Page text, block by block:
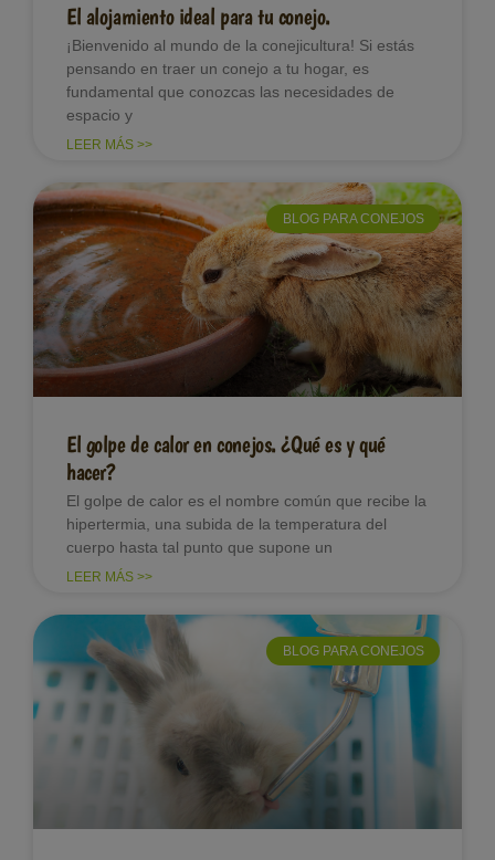
El alojamiento ideal para tu conejo.
¡Bienvenido al mundo de la conejicultura! Si estás
pensando en traer un conejo a tu hogar, es
fundamental que conozcas las necesidades de
espacio y
LEER MÁS >>
BLOG PARA CONEJOS
El golpe de calor en conejos. ¿Qué es y qué
hacer?
El golpe de calor es el nombre común que recibe la
hipertermia, una subida de la temperatura del
cuerpo hasta tal punto que supone un
LEER MÁS >>
BLOG PARA CONEJOS